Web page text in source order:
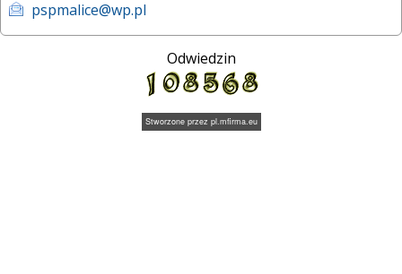
pspmalice@wp.pl
Odwiedzin
Stworzone przez pl.mfirma.eu